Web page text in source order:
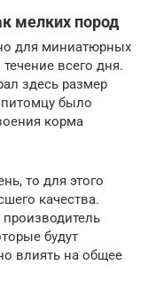
мелких пород
для миниатюрных
всего дня.
здесь размер
было
корма
то для этого
качества.
будут
влиять на общее